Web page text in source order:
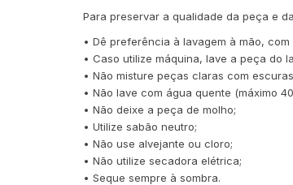
Para preservar a qualidade da peça e
• Dê preferência à lavagem à mão, com
• Caso utilize máquina, lave a peça do
• Não misture peças claras com
• Não lave com água quente (máximo
• Não deixe a peça de molho;
• Utilize sabão neutro;
• Não use alvejante ou cloro;
• Não utilize secadora elétrica;
• Seque sempre à sombra.